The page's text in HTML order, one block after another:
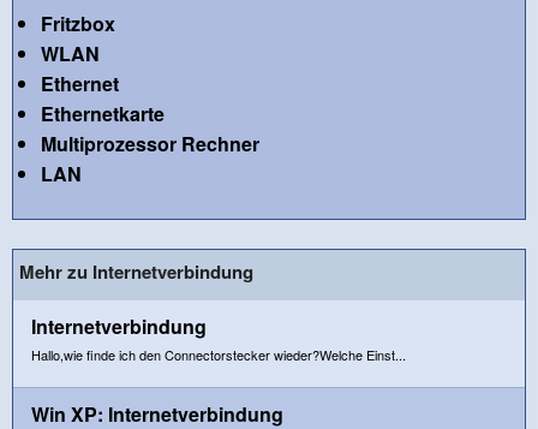
Fritzbox
WLAN
Ethernet
Ethernetkarte
Multiprozessor Rechner
LAN
Mehr zu Internetverbindung
Internetverbindung
Hallo,wie finde ich den Connectorstecker wieder?Welche Einst...
Win XP: Internetverbindung